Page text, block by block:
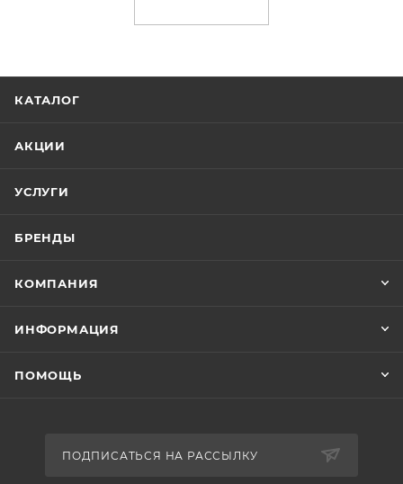
КАТАЛОГ
АКЦИИ
УСЛУГИ
БРЕНДЫ
КОМПАНИЯ
ИНФОРМАЦИЯ
ПОМОЩЬ
ПОДПИСАТЬСЯ НА РАССЫЛКУ